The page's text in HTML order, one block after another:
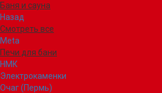
Баня и сауна
Назад
Смотреть все
Meta
Печи для бани
НМК
Электрокаменки
Очаг (Пермь)